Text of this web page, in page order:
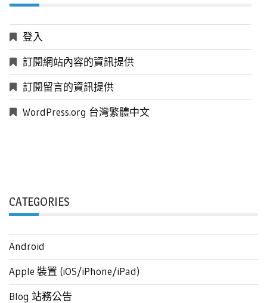
登入
訂閱網站內容的資訊提供
訂閱留言的資訊提供
WordPress.org 台灣繁體中文
CATEGORIES
Android
Apple 裝置 (iOS/iPhone/iPad)
Blog 站務公告